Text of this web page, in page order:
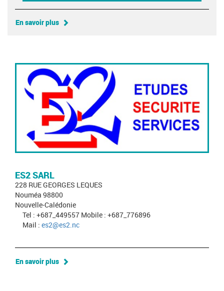
En savoir plus
ES2 SARL
228 RUE GEORGES LEQUES
Nouméa 98800
Nouvelle-Calédonie
Tel : +687_449557 Mobile : +687_776896
Mail : es2@es2.nc
En savoir plus